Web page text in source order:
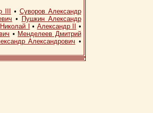
III • Суворов Александр
•
Пушкин Александр
Николай I • Александр II
•
• Менделеев Дмитрий
Александрович •